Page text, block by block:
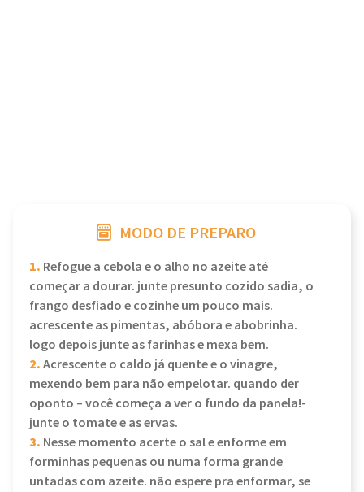
MODO DE PREPARO
1. Refogue a cebola e o alho no azeite até
começar a dourar. junte presunto cozido sadia, o
frango desfiado e cozinhe um pouco mais.
acrescente as pimentas, abóbora e abobrinha.
logo depois junte as farinhas e mexa bem.
2.Acrescente o caldo já quente e o vinagre,
mexendo bem para não empelotar. quando der
oponto – você começa a ver o fundo da panela!-
junte o tomate e as ervas.
3. Nesse momento acerte o sal e enforme em
forminhas pequenas ou numa forma grande
untadas com azeite. não espere pra enformar, se